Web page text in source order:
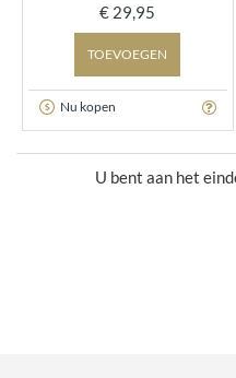
€ 29,95
TOEVOEGEN
Nu kopen
U bent aan het